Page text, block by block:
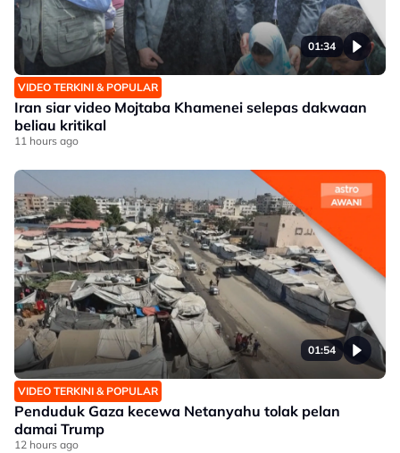
01:34
VIDEO TERKINI & POPULAR
Iran siar video Mojtaba Khamenei selepas dakwaan
beliau kritikal
11 hours ago
01:54
VIDEO TERKINI & POPULAR
Penduduk Gaza kecewa Netanyahu tolak pelan
damai Trump
12 hours ago